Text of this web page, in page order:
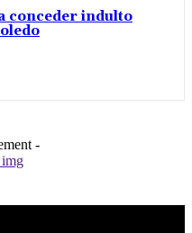
conceder indulto
-